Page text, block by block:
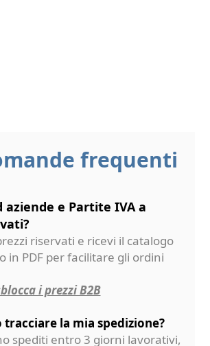
frequenti
aziende e Partite IVA a
riservati e ricevi il catalogo
in PDF per facilitare gli ordini
i prezzi B2B
tracciare la mia spedizione?
spediti entro 3 giorni lavorativi,